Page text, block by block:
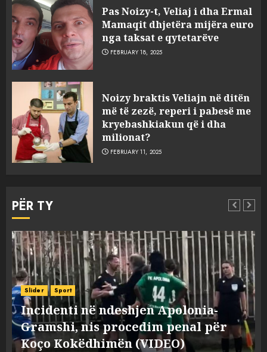
Pas Noizy-t, Veliaj i dha Ermal
Mamaqit dhjetëra mijëra euro
nga taksat e qytetarëve
FEBRUARY 18, 2025
Noizy braktis Veliajn në ditën
më të zezë, reperi i pabesë me
kryebashkiakun që i dha
milionat?
FEBRUARY 11, 2025
PËR TY
Slider Sport
Incidenti në ndeshjen Apolonia-
Gramshi, nis procedim penal për
Koço Kokëdhimën (VIDEO)
3
sulmuan “One Albania”,
ngjarja u fsheh. A u vodhën
serverat?
4
çfarë dënimi kërkon për
Mariela dhe Antonela
Berishën
MARCH 25, 2025
5
dëshmia e Nuredin Dumanit
plagosën!
MARCH 25, 2025
1
Punonjësja e UKT akuzon
drejtorin Skerdi Drenova dhe
“bosen” Joana Nano për
abuzim me fondet publike dhe
pasuri të pajustifikuar
JULY 24, 2025